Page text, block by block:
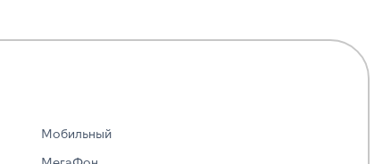
Мобильный